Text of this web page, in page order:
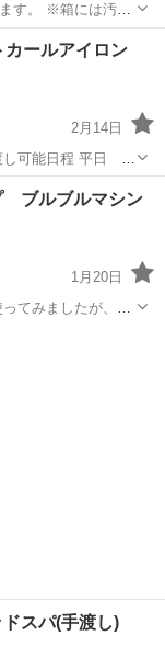
は汚れ
。 ※直接の
ア
ールアイロン
2月14日
可能日程 平日 18
す。
ブルブルマシン
1月20日
てみましたが、キ
スパ(手渡し)